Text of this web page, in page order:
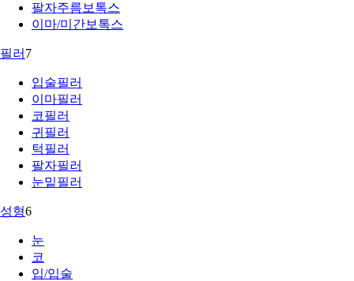
팔자주름보톡스
이마/미간보톡스
필러 7
입술필러
이마필러
코필러
귀필러
턱필러
팔자필러
눈밑필러
성형6
눈
코
입/입술